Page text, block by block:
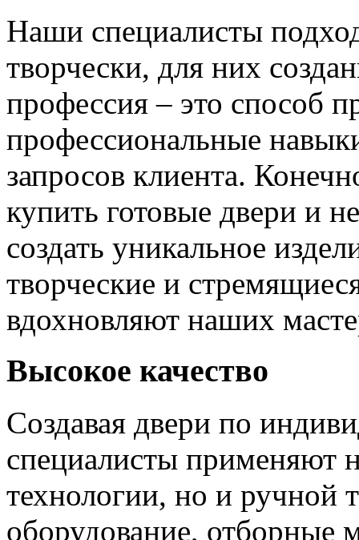
Наши специалисты
творчески, для них
профессия – это способ
профессиональные
запросов клиента.
купить готовые двери и
создать уникальное
творческие и
вдохновляют наших
Высокое качество
Создавая двери по
специалисты применяют
технологии, но и ручной
оборудование, отборные